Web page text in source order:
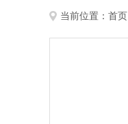
当前位置： 首页